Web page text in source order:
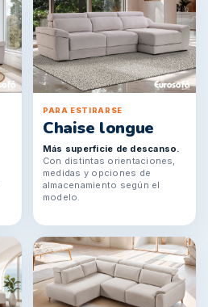
PARA ESTIRARSE
Chaise longue
Más superficie de descanso.
Con distintas orientaciones,
medidas y opciones de
almacenamiento según el
modelo.